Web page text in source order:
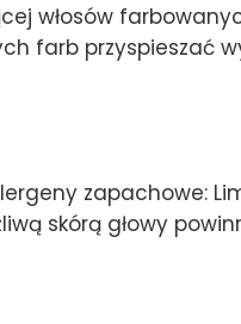
włosów
farb przyspieszać
zapachowe:
skórą głowy